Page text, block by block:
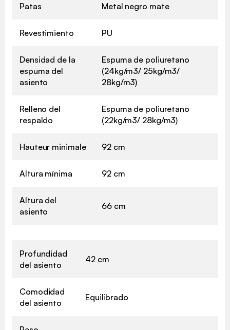
Patas Metal negro mate
Revestimiento PU
Densidad de la
espuma del
asiento
Espuma de poliuretano
(24kg/m3/ 25kg/m3/
28kg/m3)
Relleno del
respaldo
Espuma de poliuretano
(22kg/m3/ 28kg/m3)
Hauteur minimale 92 cm
Altura mínima 92 cm
Altura del
asiento
66 cm
Profundidad
del asiento
42 cm
Comodidad
del asiento
Equilibrado